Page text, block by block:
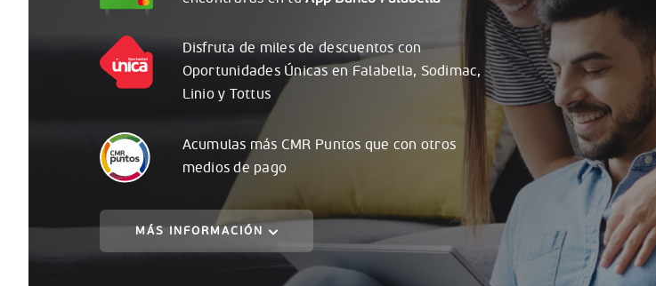
Disfruta de miles de descuentos con
OportunidadesÚnicasen Falabella, Sodimac,
Linio y Tottus
Acumulas más CMR Puntos que con otros
medios de pago
MÁS INFORMACIÓN